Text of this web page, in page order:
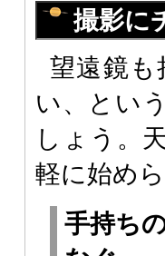
撮影に
望遠鏡
い、とい
しょう。
軽に始め
手持ち